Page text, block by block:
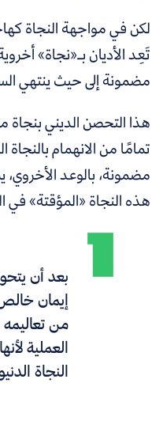
لكن في مواجهة النجاة
تَعِد الأديان بـ«نجاة»
مضمونة إلى حيث ينتهي
هذا التحصن الديني بنجاة
تمامًا من الانهمام
مضمونة، بالوعد الأخروي،
هذه النجاة «المؤقتة» في
بعد أن
إيمان
من تعاليمه
العملية
النجاة